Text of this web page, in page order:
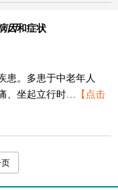
因和症状
患。多患于中老年人
、坐起立行时… 【点击